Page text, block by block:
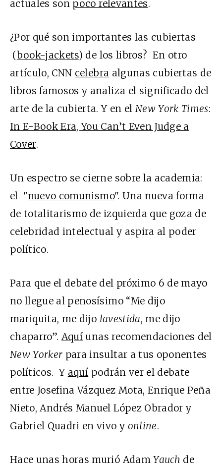
actuales son poco relevantes.
¿Por qué son importantes las cubiertas
(book-jackets) de los libros? En otro
artículo, CNN celebra algunas cubiertas de
libros famosos y analiza el significado del
arte de la cubierta. Y en el New York Times:
In E-Book Era, You Can’t Even Judge a
Cover.
Un espectro se cierne sobre la academia:
el "nuevo comunismo". Una nueva forma
de totalitarismo de izquierda que goza de
celebridad intelectual y aspira al poder
político.
Para que el debate del próximo 6 de mayo
no llegue al penosísimo “Me dijo
mariquita, me dijo lavestida, me dijo
chaparro”. Aquí unas recomendaciones del
New Yorker para insultar a tus oponentes
políticos. Y aquí podrán ver el debate
entre Josefina Vázquez Mota, Enrique Peña
Nieto, Andrés Manuel López Obrador y
Gabriel Quadri en vivo y online.
Hace unas horas murió AdamYauch de